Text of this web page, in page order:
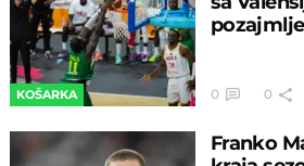
KOŠARKA 0 0
Franko